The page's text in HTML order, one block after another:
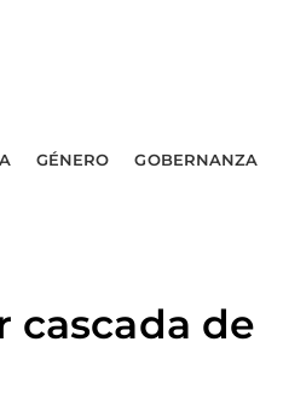
GÉNERO GOBERNANZA
cascada de